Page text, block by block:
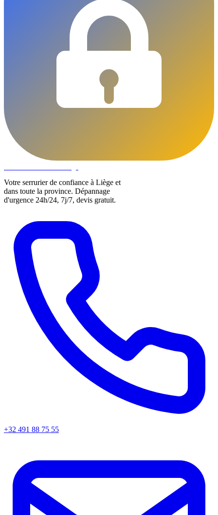
Votre serrurier de confiance à Liège et
dans toute la province. Dépannage
d'urgence 24h/24, 7j/7, devis gratuit.
+32 491 88 75 55